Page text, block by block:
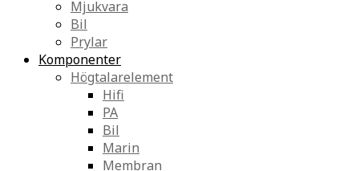
Mjukvara
Bil
Prylar
Komponenter
Högtalarelement
Hifi
PA
Bil
Marin
Membran